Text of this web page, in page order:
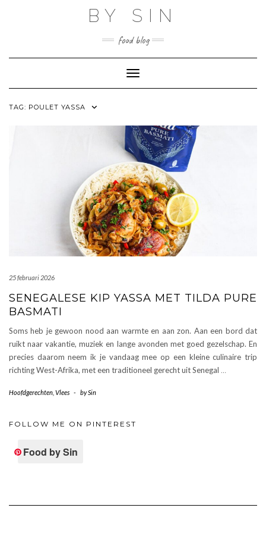
BY SIN
food blog
Toggle Navigation
TAG: POULET YASSA
25 februari 2026
SENEGALESE KIP YASSA MET TILDA PURE
BASMATI
Soms heb je gewoon nood aan warmte en aan zon. Aan een bord dat
ruikt naar vakantie, muziek en lange avonden met goed gezelschap. En
precies daarom neem ik je vandaag mee op een kleine culinaire trip
richting West-Afrika, met een traditioneel gerecht uit Senegal …
Hoofdgerechten Vlees - bySin
FOLLOW ME ON PINTEREST
Food by Sin